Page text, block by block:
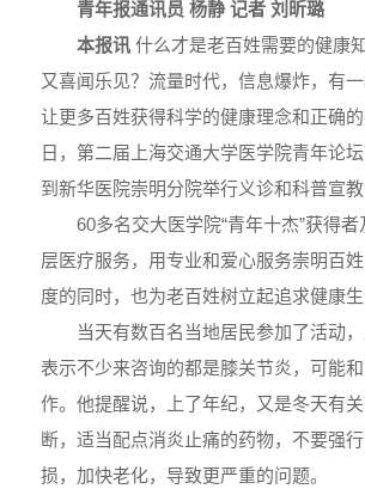
青年报通讯员 杨静 记者 刘昕璐
本报讯 什么才是老百姓需要的健康
又喜闻乐见？流量时代，信息爆炸，有
让更多百姓获得科学的健康理念和正确
日，第二届上海交通大学医学院青年论
到新华医院崇明分院举行义诊和科普宣教
60多名交大医学院“青年十杰”获得者
层医疗服务，用专业和爱心服务崇明百
度的同时，也为老百姓树立起追求健康生
当天有数百名当地居民参加了活动，
表示不少来咨询的都是膝关节炎，可能
作。他提醒说，上了年纪，又是冬天有
断，适当配点消炎止痛的药物，不要强
损，加快老化，导致更严重的问题。